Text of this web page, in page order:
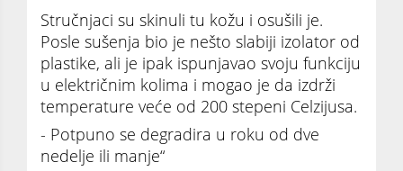
Stručnjaci su skinuli tu kožu i osušili je.
Posle sušenja bio je nešto slabiji izolator od
plastike, ali je ipak ispunjavao svoju funkciju
u električnim kolima i mogao je da izdrži
temperature veće od 200 stepeni Celzijusa.
- Potpuno se degradira u roku od dve
nedelje ili manje“